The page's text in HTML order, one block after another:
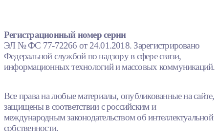
Регистрационный номер серии
ЭЛ № ФС 77-72266 от 24.01.2018. Зарегистрировано
Федеральной службой по надзору в сфере связи,
информационных технологий и массовых коммуникаций.
Все права на любые материалы, опубликованные на сайте,
защищены в соответствии с российским и
международным законодательством об интеллектуальной
собственности.